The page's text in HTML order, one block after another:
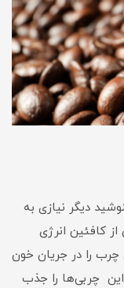
دیگر نیازی به
کافئین انرژی
چرب را در جریان خون
این چربی‌ها را جذب